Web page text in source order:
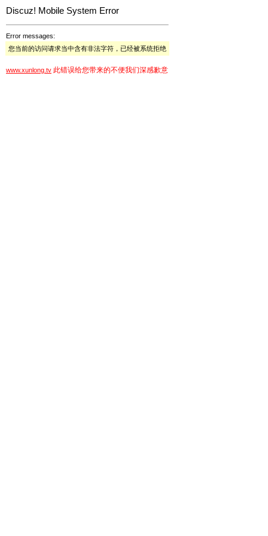
Discuz! Mobile System Error
Error messages:
您当前的访问请求当中含有非法字符，已经被系统拒绝
www.xunlong.tv 此错误给您带来的不便我们深感歉意